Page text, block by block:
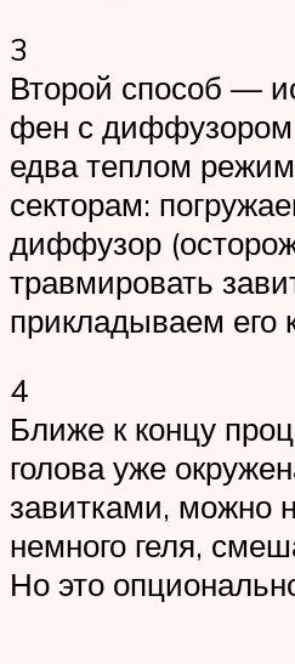
3
Второй способ —
фен с
едва теплом
секторам:
диффузор
травмировать
прикладываем его
4
Ближе к концу
голова уже
завитками, можно
немного геля,
Но это